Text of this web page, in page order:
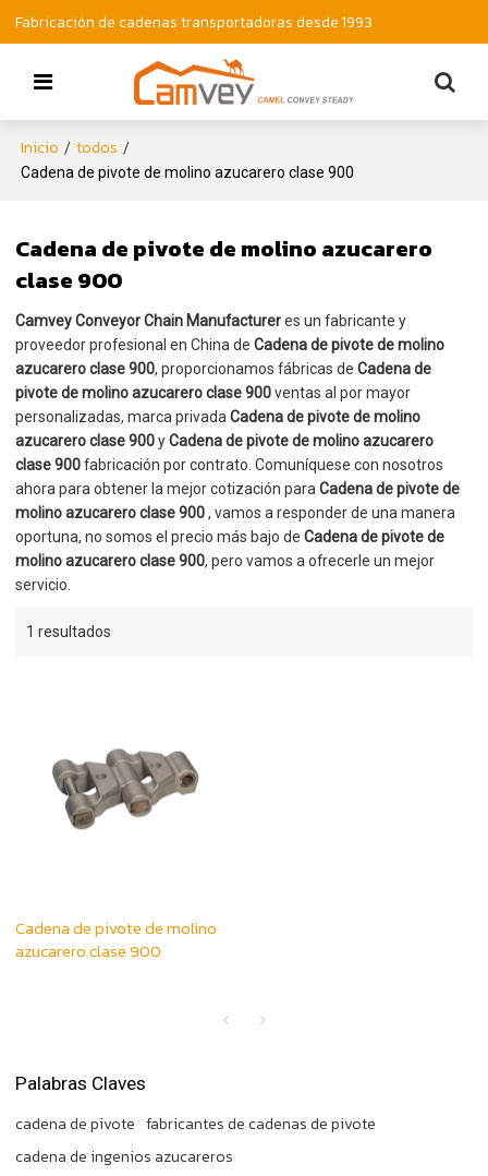
Fabricación de cadenas transportadoras desde 1993
Inicio / todos /
Cadena de pivote de molino azucarero clase 900
Cadena de pivote de molino azucarero
clase 900
Camvey Conveyor Chain Manufactureres un fabricante y
proveedor profesional en China deCadena de pivote de molino
azucarero clase 900, proporcionamos fábricas deCadena de
pivote de molino azucarero clase 900ventas al por mayor
personalizadas, marca privadaCadena de pivote de molino
azucarero clase 900yCadena de pivote de molino azucarero
clase 900fabricación por contrato. Comuníquese con nosotros
ahora para obtener la mejor cotización paraCadena de pivote de
molino azucarero clase 900, vamos a responder de una manera
oportuna, no somos el precio más bajo deCadena de pivote de
molino azucarero clase 900, pero vamos a ofrecerle un mejor
servicio.
1 resultados
Cadena de pivote de molino
azucarero clase 900
Palabras Claves
cadena de pivote fabricantes de cadenas de pivote
cadena de ingenios azucareros